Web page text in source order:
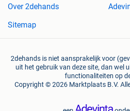
Over 2dehands
Sitemap
2dehands is niet aansprakelijk voor
uit het gebruik van deze site, dan wel
functionaliteiten op
Copyright © 2026 Marktplaats B.V.